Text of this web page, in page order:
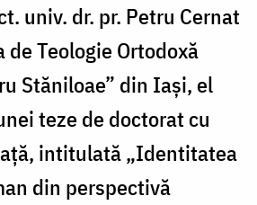
univ. dr. pr. Petru Cernat
de Teologie Ortodoxă
Stăniloae” din Iași, el
teze de doctorat cu
intitulată „Identitatea
din perspectivă